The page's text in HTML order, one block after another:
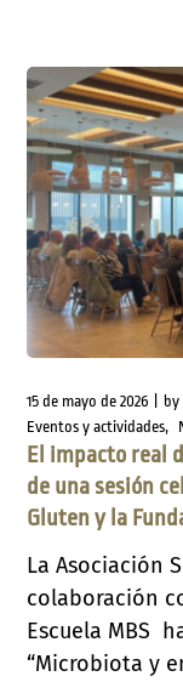
15 de mayo de 2026 by
Eventos y actividades
El impacto real
de una sesión
Gluten y la
La Asociación
colaboración
Escuela MBS
“Microbiota y